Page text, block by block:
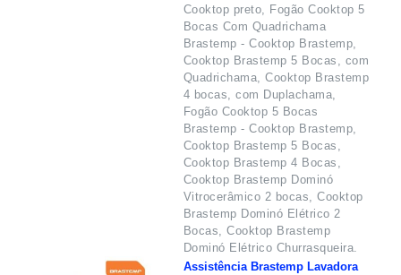
Cooktop preto, Fogão Cooktop 5
Bocas Com Quadrichama
Brastemp - Cooktop Brastemp,
Cooktop Brastemp 5 Bocas, com
Quadrichama, Cooktop Brastemp
4 bocas, com Duplachama,
Fogão Cooktop 5 Bocas
Brastemp - Cooktop Brastemp,
Cooktop Brastemp 5 Bocas,
Cooktop Brastemp 4 Bocas,
Cooktop Brastemp Dominó
Vitrocerâmico 2 bocas, Cooktop
Brastemp Dominó Elétrico 2
Bocas, Cooktop Brastemp
Dominó Elétrico Churrasqueira.
Assistência Brastemp Lavadora